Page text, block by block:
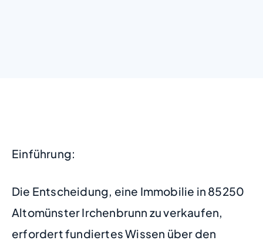
Einführung:
Die Entscheidung, eine Immobilie in 85250
Altomünster Irchenbrunn zu verkaufen,
erfordert fundiertes Wissen über den